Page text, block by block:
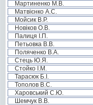
Мартиненко М.В.
Матвієнко А.С.
Мойсик В.Р.
Новіков О.В.
Палиця І.П.
Петьовка В.В.
Поляченко В.А.
Стець Ю.Я.
Стойко І.М.
Тарасюк Б.І.
Тополов В.С.
Харовський С.Ю.
Шемчук В.В.